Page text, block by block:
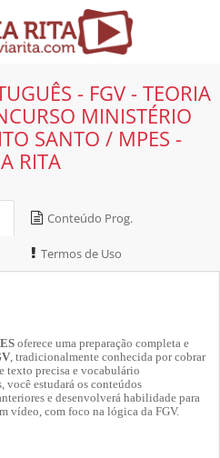
- FGV - TEORIA
MINISTÉRIO
SANTO / MPES -
RITA
Conteúdo Prog.
Termos de Uso
oferece uma preparação completa e
, tradicionalmente conhecida por cobrar
texto precisa e vocabulário
estudará os conteúdos
e desenvolverá habilidade para
vídeo, com foco na lógica da FGV.